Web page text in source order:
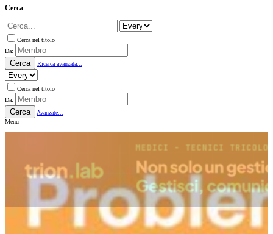
Cerca
Cerca nel titolo
Da:
Cerca Ricerca avanzata...
Cerca nel titolo
Da:
Cerca
Avanzate...
Menu